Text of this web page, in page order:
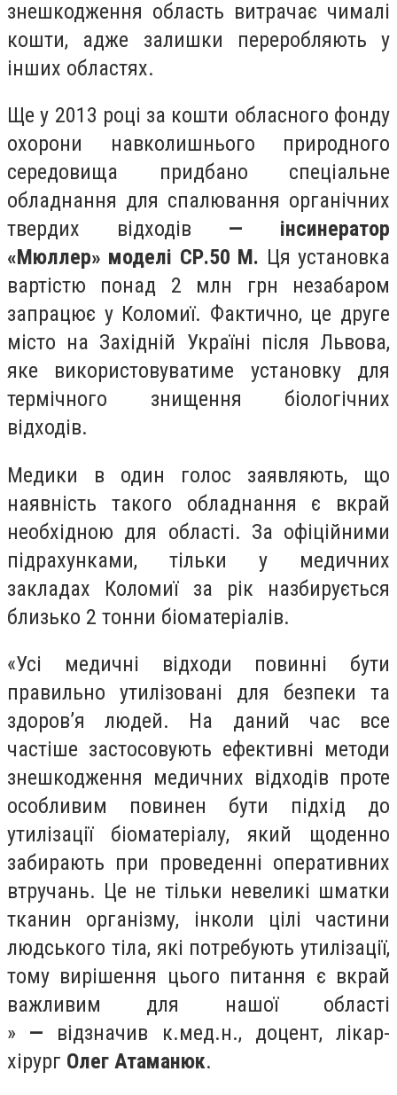
знешкодження область витрачає чималі
кошти, адже залишки переробляють у
інших областях.
Ще у 2013 році за кошти обласного фонду
охорони навколишнього природного
середовища придбано спеціальне
обладнання для спалювання органічних
твердих відходів —
інсинератор
«Мюллер» моделі СР.50 М. Ця установка
вартістю понад 2 млн грн незабаром
запрацює у Коломиї. Фактично, це друге
місто на Західній Україні після Львова,
яке використовуватиме установку для
термічного знищення біологічних
відходів.
Медики в один голос заявляють, що
наявність такого обладнання є вкрай
необхідною для області. За офіційними
підрахунками, тільки у медичних
закладах Коломиї за рік назбирується
близько 2 тонни біоматеріалів.
«Усі медичні відходи повинні бути
правильно утилізовані для безпеки та
здоров’я людей. На даний час все
частіше застосовують ефективні методи
знешкодження медичних відходів проте
особливим повинен бути підхід до
утилізації біоматеріалу, який щоденно
забирають при проведенні оперативних
втручань. Це не тільки невеликі шматки
тканин організму, інколи цілі частини
людського тіла, які потребують утилізації,
тому вирішення цього питання є вкрай
важливим для нашої області
» — відзначив к.мед.н., доцент, лікар-
хірург Олег Атаманюк.